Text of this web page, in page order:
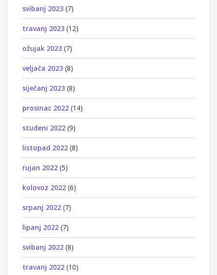
svibanj 2023 (7)
travanj 2023 (12)
ožujak 2023 (7)
veljača 2023 (8)
siječanj 2023 (8)
prosinac 2022 (14)
studeni 2022 (9)
listopad 2022 (8)
rujan 2022 (5)
kolovoz 2022 (6)
srpanj 2022 (7)
lipanj 2022 (7)
svibanj 2022 (8)
travanj 2022 (10)